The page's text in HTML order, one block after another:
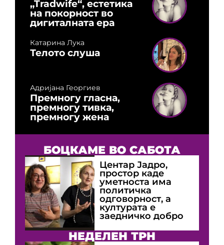
„Tradwife“, естетика
на покорност во
дигиталната ера
Катарина Лука
Телото слуша
Адријана Георгиев
Премногу гласна,
премногу тивка,
премногу жена
БОЦКАМЕ ВО САБОТА
Центар Јадро,
простор каде
уметноста има
политичка
одговорност, а
културата е
заедничко добро
НЕДЕЛЕН ТРН